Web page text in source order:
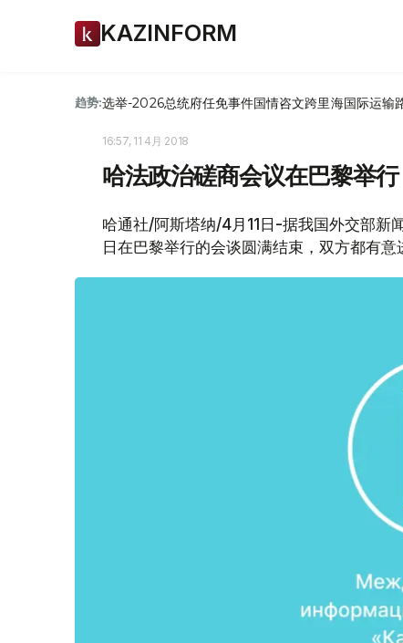
KAZINFORM
趋势:选举-2026总统府任免事件国情咨文跨里海国际运输
16:57, 11 4月 2018
哈法政治磋商会议在巴黎举行
哈通社/阿斯塔纳/4月11日-据我国外交部新
日在巴黎举行的会谈圆满结束，双方都有意